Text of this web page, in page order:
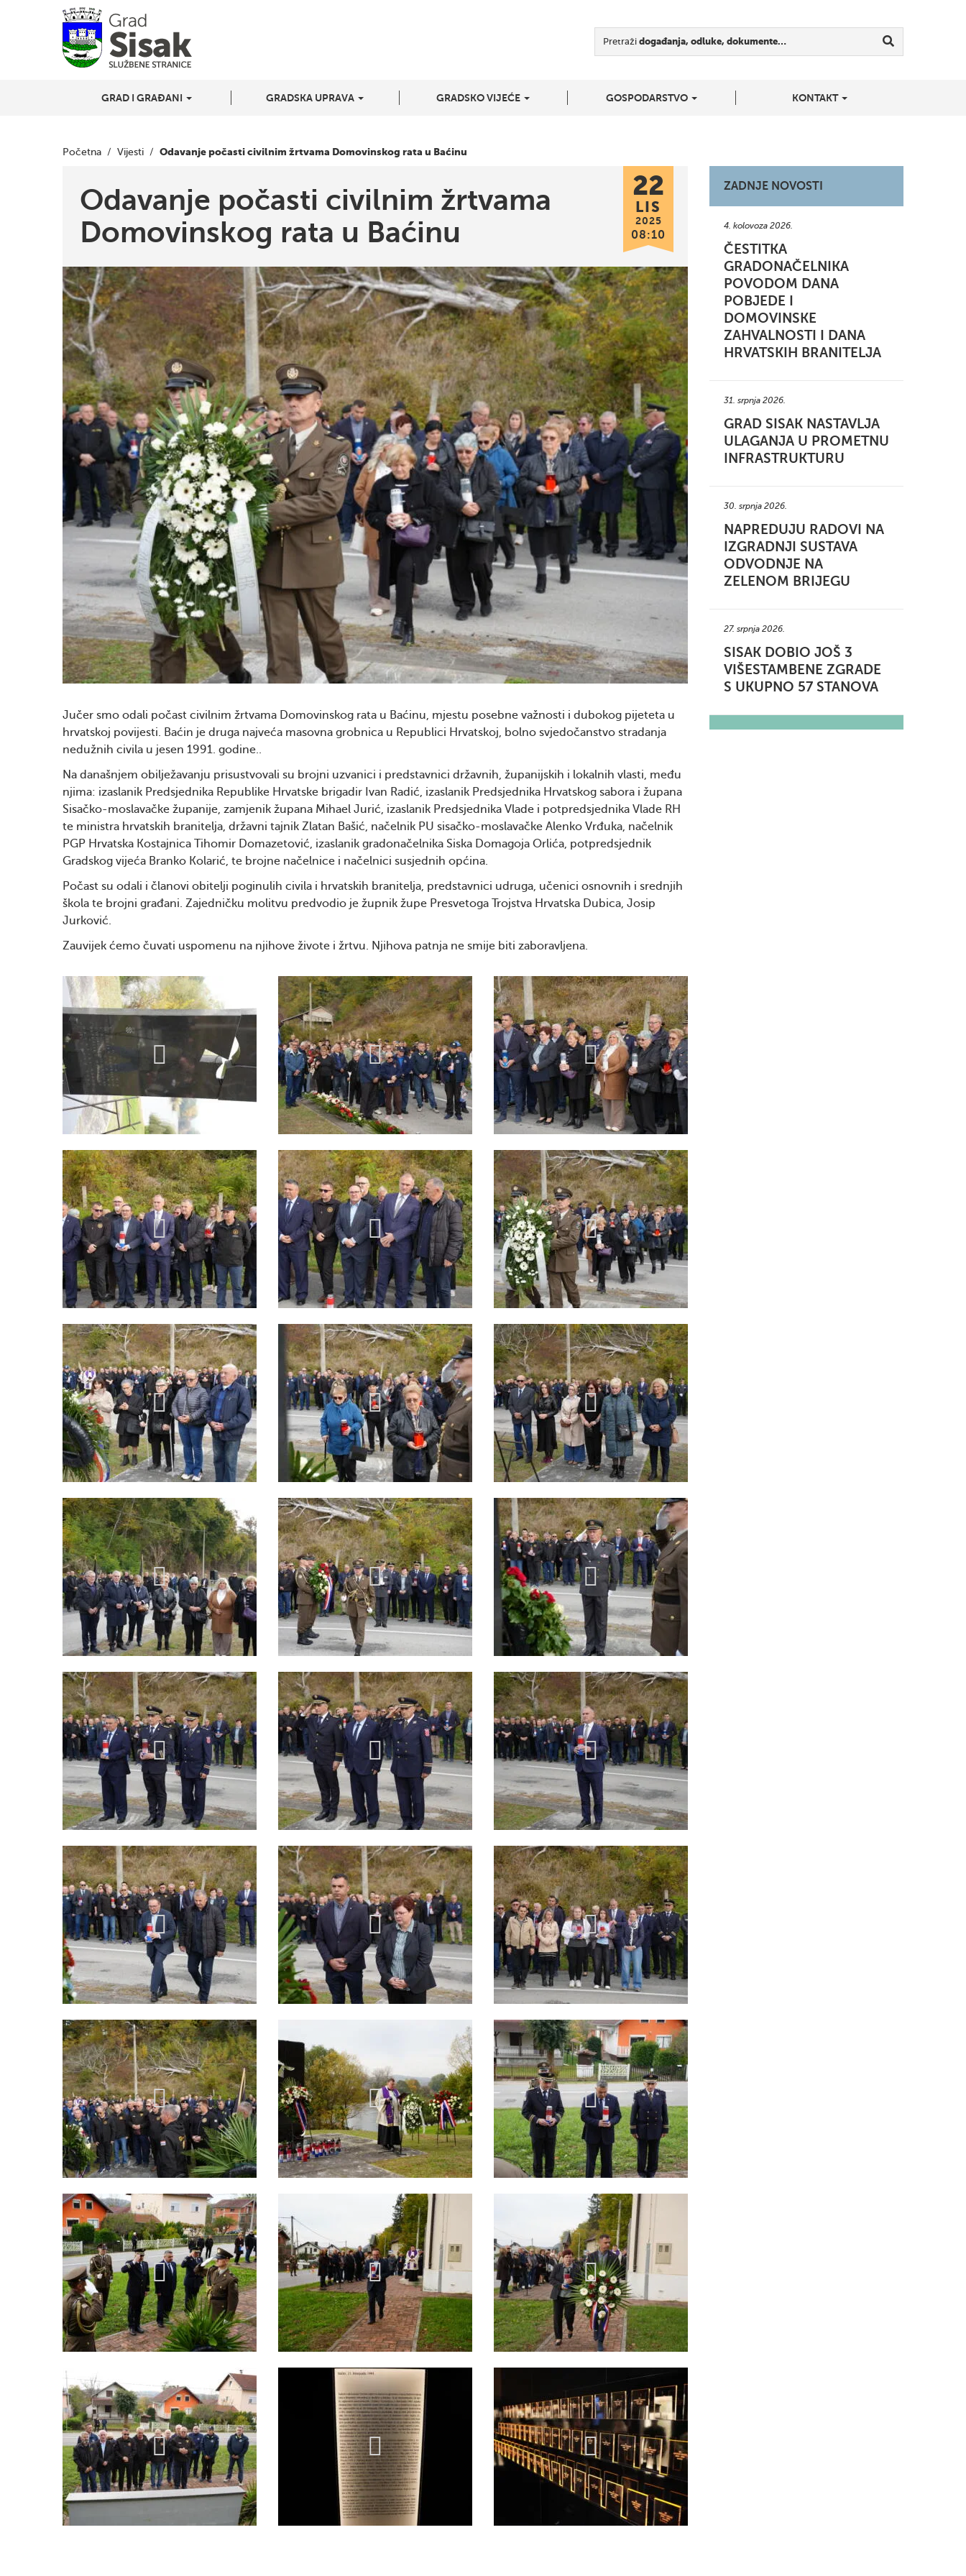
Pretraži događanja, odluke, dokumente…
GRAD I GRAĐANI GRADSKA UPRAVA GRADSKO VIJEĆE GOSPODARSTVO KONTAKT
Početna / Vijesti / Odavanje počasti civilnim žrtvama Domovinskog rata u Baćinu
Odavanje počasti civilnim žrtvama
Domovinskog rata u Baćinu
22
LIS
2025
08:10
Jučer smo odali počast civilnim žrtvama Domovinskog rata u Baćinu, mjestu posebne važnosti i dubokog pijeteta u
hrvatskoj povijesti. Baćin je druga najveća masovna grobnica u Republici Hrvatskoj, bolno svjedočanstvo stradanja
nedužnih civila u jesen 1991. godine..
Na današnjem obilježavanju prisustvovali su brojni uzvanici i predstavnici državnih, županijskih i lokalnih vlasti, među
njima: izaslanik Predsjednika Republike Hrvatske brigadir Ivan Radić, izaslanik Predsjednika Hrvatskog sabora i župana
Sisačko-moslavačke županije, zamjenik župana Mihael Jurić, izaslanik Predsjednika Vlade i potpredsjednika Vlade RH
te ministra hrvatskih branitelja, državni tajnik Zlatan Bašić, načelnik PU sisačko-moslavačke Alenko Vrđuka, načelnik
PGP Hrvatska Kostajnica Tihomir Domazetović, izaslanik gradonačelnika Siska Domagoja Orlića, potpredsjednik
Gradskog vijeća Branko Kolarić, te brojne načelnice i načelnici susjednih općina.
Počast su odali i članovi obitelji poginulih civila i hrvatskih branitelja, predstavnici udruga, učenici osnovnih i srednjih
škola te brojni građani. Zajedničku molitvu predvodio je župnik župe Presvetoga Trojstva Hrvatska Dubica, Josip
Jurković.
Zauvijek ćemo čuvati uspomenu na njihove živote i žrtvu. Njihova patnja ne smije biti zaboravljena.
ZADNJE NOVOSTI
4. kolovoza 2026.
ČESTITKA
GRADONAČELNIKA
POVODOM DANA
POBJEDE I
DOMOVINSKE
ZAHVALNOSTI I DANA
HRVATSKIH BRANITELJA
31. srpnja 2026.
GRAD SISAK NASTAVLJA
ULAGANJA U PROMETNU
INFRASTRUKTURU
30. srpnja 2026.
NAPREDUJU RADOVI NA
IZGRADNJI SUSTAVA
ODVODNJE NA
ZELENOM BRIJEGU
27. srpnja 2026.
SISAK DOBIO JOŠ 3
VIŠESTAMBENE ZGRADE
S UKUPNO 57 STANOVA